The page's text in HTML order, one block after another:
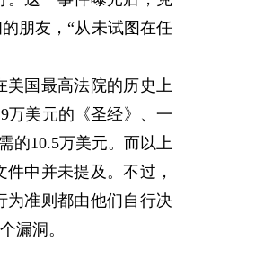
朋友，“从未试图在任
国最高法院的历史上
万美元的《圣经》、一
的10.5万美元。而以上
中并未提及。不过，
为准则都由他们自行决
漏洞。